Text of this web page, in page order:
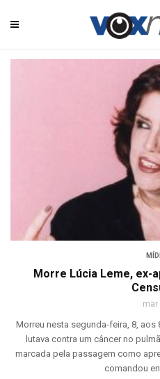
Morre Lúcia Leme, ex-
mar
Morreu nesta segunda-feira, 8, aos
lutava contra um câncer no
marcada pela passagem como
comandou